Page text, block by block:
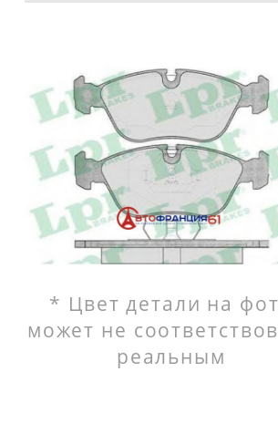
* Цвет детали на
может не
реальным